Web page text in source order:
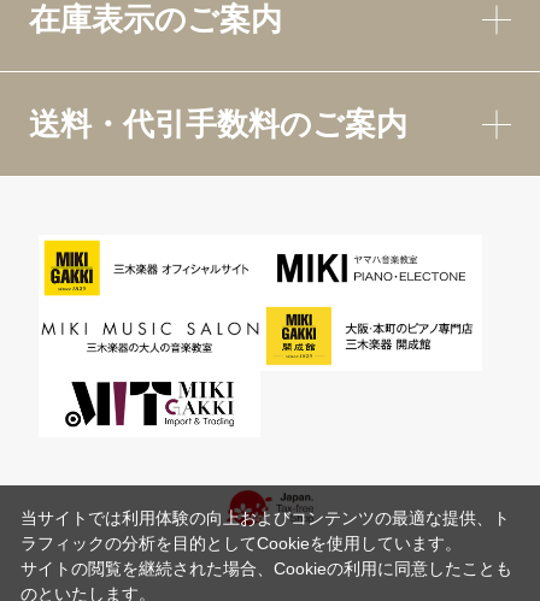
在庫表示のご案内
送料・代引手数料のご案内
当サイトでは利用体験の向上およびコンテンツの最適な提供、ト
ラフィックの分析を目的としてCookieを使用しています。
サイトの閲覧を継続された場合、Cookieの利用に同意したことも
のといたします。